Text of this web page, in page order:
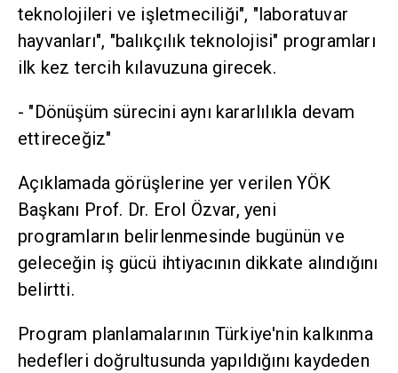
teknolojileri ve işletmeciliği", "laboratuvar
hayvanları", "balıkçılık teknolojisi" programları
ilk kez tercih kılavuzuna girecek.
- "Dönüşüm sürecini aynı kararlılıkla devam
ettireceğiz"
Açıklamada görüşlerine yer verilen YÖK
Başkanı Prof. Dr. Erol Özvar, yeni
programların belirlenmesinde bugünün ve
geleceğin iş gücü ihtiyacının dikkate alındığını
belirtti.
Program planlamalarının Türkiye'nin kalkınma
hedefleri doğrultusunda yapıldığını kaydeden